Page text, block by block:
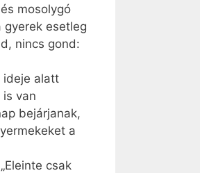
mosolygó
esetleg
nincs gond:
ideje alatt
van
bejárjanak,
a
csak